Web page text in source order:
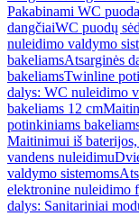
Pakabinami WC
dangčiaiWC puodų
nuleidimo valdymo
bakeliamsAtsarginės
bakeliamsTwinline
dalys: WC nuleidimo
bakeliams 12 cm
potinkiniams
Maitinimui iš
vandens nuleidimu
valdymo sistemoms
elektronine nuleidimo
dalys: Sanitariniai